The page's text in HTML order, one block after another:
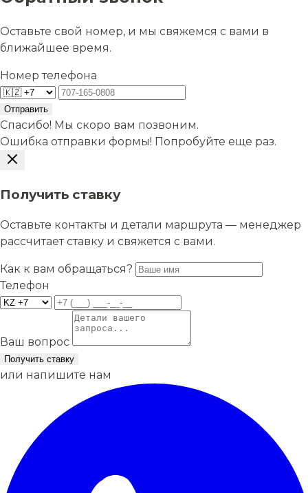
Оставьте свой номер, и мы свяжемся с вами в
ближайшее время.
Номер телефона
Отправить
Спасибо! Мы скоро вам позвоним.
Ошибка отправки формы! Попробуйте еще раз.
Получить ставку
Оставьте контакты и детали маршрута — менеджер
рассчитает ставку и свяжется с вами.
Как к вам обращаться?
Телефон
Ваш вопрос
Получить ставку
или напишите нам